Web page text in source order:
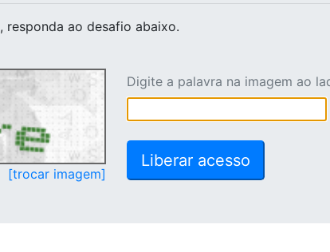
, responda ao desafio abaixo.
[trocar imagem]
Digite a palavra na imagem ao